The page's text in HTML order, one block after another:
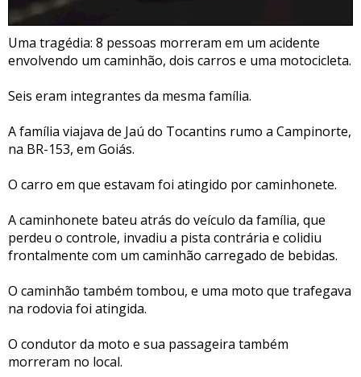
Uma tragédia: 8 pessoas morreram em um acidente
envolvendo um caminhão, dois carros e uma motocicleta.
Seis eram integrantes da mesma família.
A família viajava de Jaú do Tocantins rumo a Campinorte,
na BR-153, em Goiás.
O carro em que estavam foi atingido por caminhonete.
A caminhonete bateu atrás do veículo da família, que
perdeu o controle, invadiu a pista contrária e colidiu
frontalmente com um caminhão carregado de bebidas.
O caminhão também tombou, e uma moto que trafegava
na rodovia foi atingida.
O condutor da moto e sua passageira também
morreram no local.